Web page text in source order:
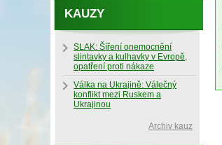
KAUZY
SLAK: Šíření onemocnění
slintavky a kulhavky v Evropě,
opatření proti nákaze
Válka na Ukrajině: Válečný
konflikt mezi Ruskem a
Ukrajinou
Archiv kauz